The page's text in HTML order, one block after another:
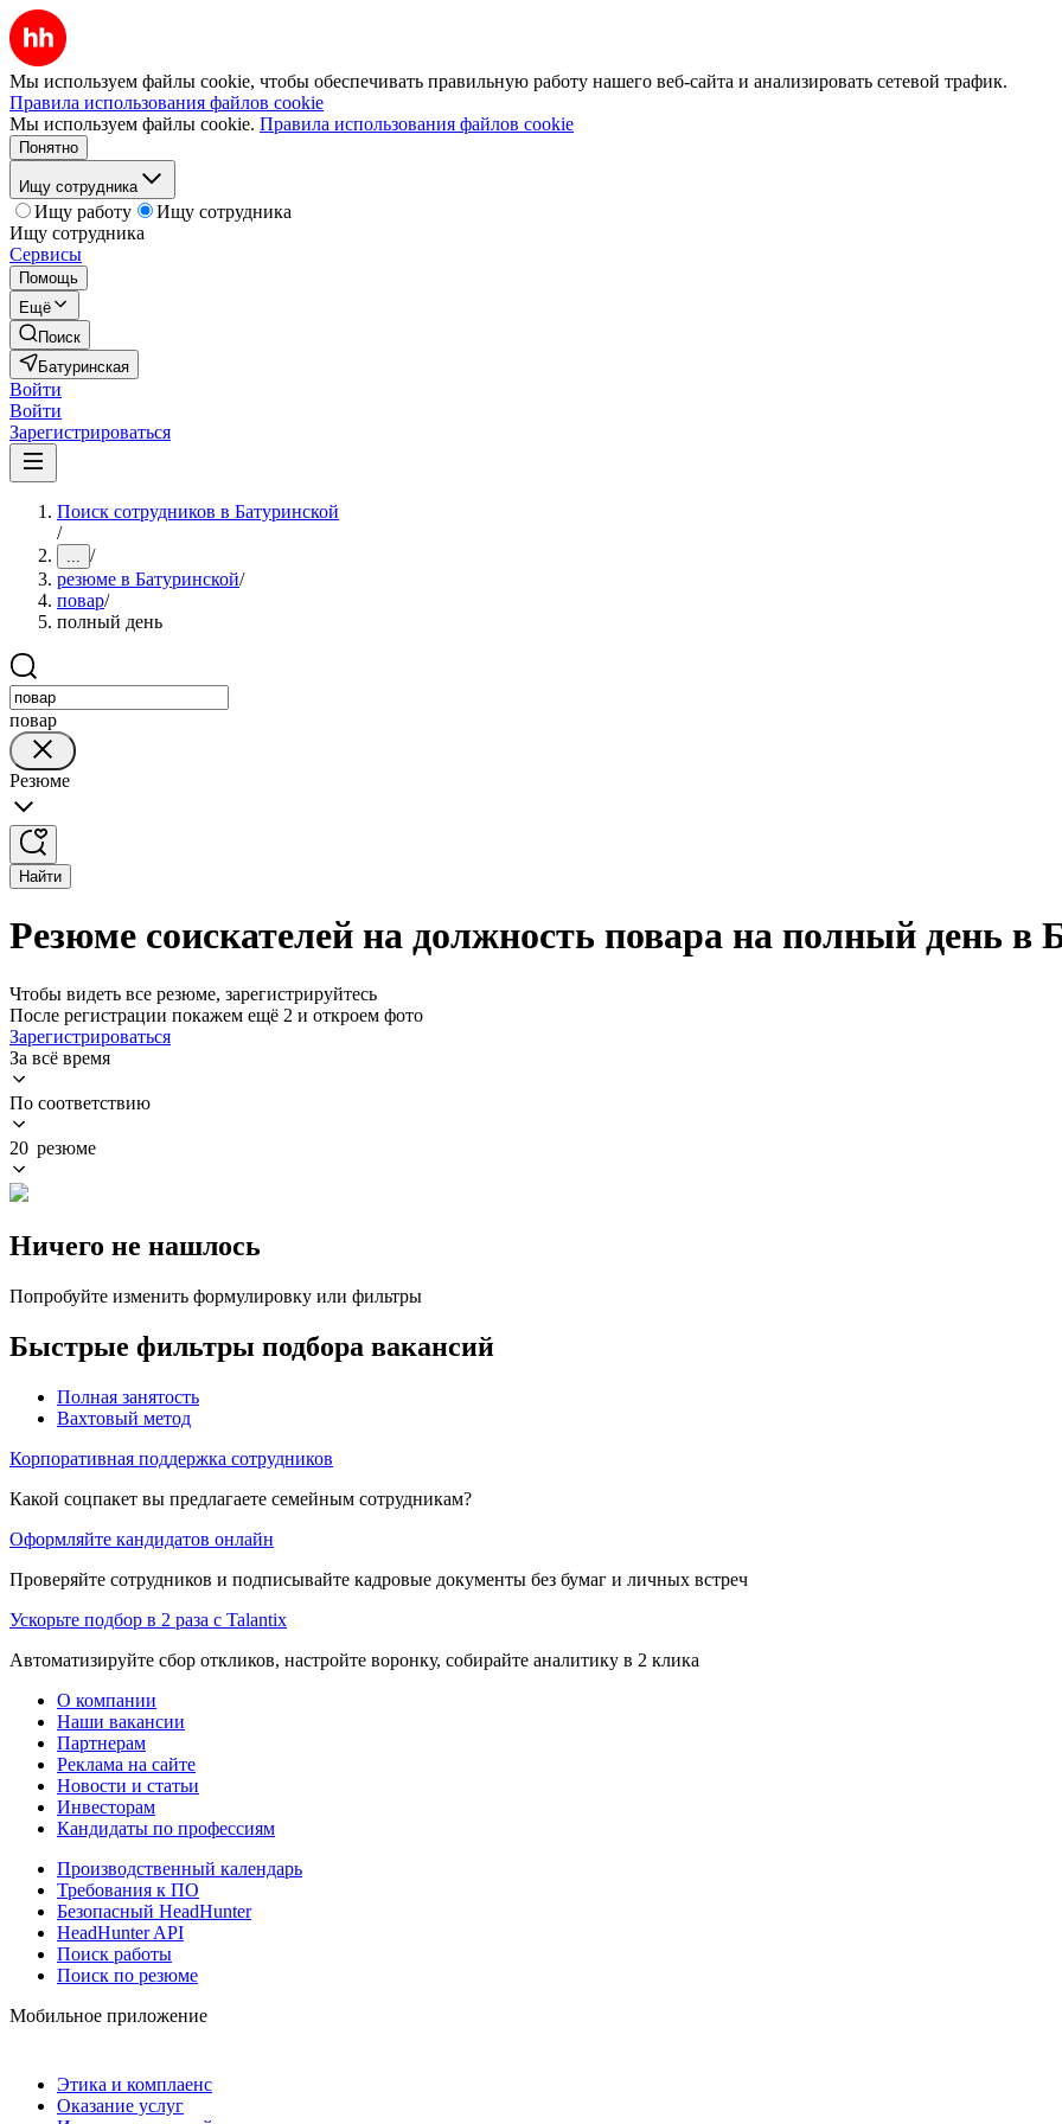
Мы используем файлы cookie, чтобы обеспечивать правильную работу нашего веб-сайта и анализировать сетевой трафик.
Правила использования файлов cookie
Мы используем файлы cookie. Правила использования файлов cookie
Понятно
Ищу сотрудника
Ищу работу
Ищу сотрудника
Ищу сотрудника
Сервисы
Помощь
Ещё
Поиск
Батуринская
Войти
Войти
Зарегистрироваться
Поиск сотрудников в Батуринской
/
... /
резюме в Батуринской/
повар/
полный день
повар
Резюме
Найти
Резюме соискателей на должность повара на полный день в
Чтобы видеть все резюме, зарегистрируйтесь
После регистрации покажем ещё 2 и откроем фото
Зарегистрироваться
За всё время
По соответствию
20 резюме
Ничего не нашлось
Попробуйте изменить формулировку или фильтры
Быстрые фильтры подбора вакансий
Полная занятость
Вахтовый метод
Корпоративная поддержка сотрудников
Какой соцпакет вы предлагаете семейным сотрудникам?
Оформляйте кандидатов онлайн
Проверяйте сотрудников и подписывайте кадровые документы без бумаг и личных встреч
Ускорьте подбор в 2 раза с Talantix
Автоматизируйте сбор откликов, настройте воронку, собирайте аналитику в 2 клика
О компании
Наши вакансии
Партнерам
Реклама на сайте
Новости и статьи
Инвесторам
Кандидаты по профессиям
Производственный календарь
Требования к ПО
Безопасный HeadHunter
HeadHunter API
Поиск работы
Поиск по резюме
Мобильное приложение
Этика и комплаенс
Оказание услуг